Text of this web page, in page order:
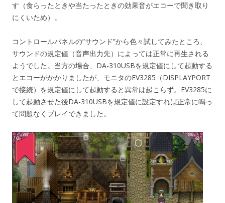
す（食らったときや当たったときの効果音がエコーで聞き取り
にくいため）。
コントロールパネルの”サウンド”から色々試してみたところ、
サウンドの規定値（音声出力先）によっては正常に再生される
ようでした。当方の場合、DA-310USBを規定値にして起動する
とエコーがかかりましたが、モニタのEV3285（DISPLAYPORT
で接続）を規定値にして起動すると異常は起こらず。EV3285に
して起動させた後DA-310USBを規定値に設定すれば正常に鳴っ
て問題なくプレイできました。